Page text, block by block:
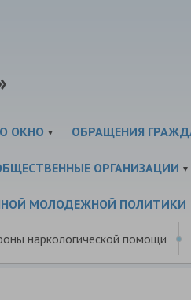
ОКНО ОБРАЩЕНИЯ
ОРГАНИЗАЦИИ
МОЛОДЕЖНОЙ ПОЛИТИКИ
наркологической помощи